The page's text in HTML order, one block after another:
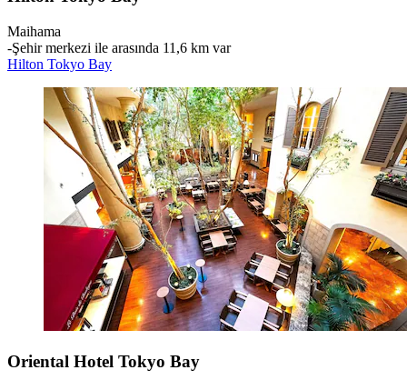
Maihama
‐Şehir merkezi ile arasında 11,6 km var
Hilton Tokyo Bay
Oriental Hotel Tokyo Bay